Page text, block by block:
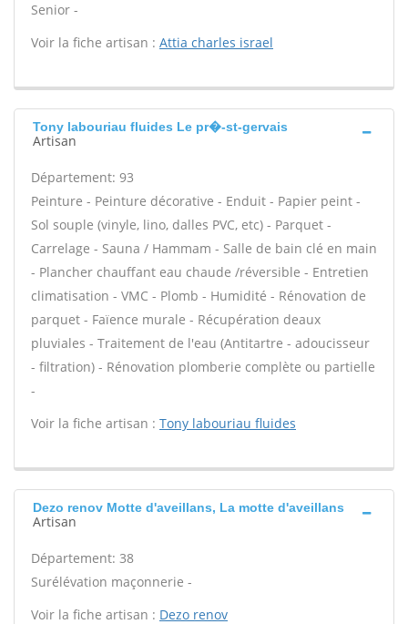
Senior -
Voir la fiche artisan : Attia charles israel
Tony labouriau fluides Le pr�-st-gervais
Artisan
Département: 93
Peinture - Peinture décorative - Enduit - Papier peint -
Sol souple (vinyle, lino, dalles PVC, etc) - Parquet -
Carrelage - Sauna / Hammam - Salle de bain clé en main
- Plancher chauffant eau chaude /réversible - Entretien
climatisation - VMC - Plomb - Humidité - Rénovation de
parquet - Faïence murale - Récupération deaux
pluviales - Traitement de l'eau (Antitartre - adoucisseur
- filtration) - Rénovation plomberie complète ou partielle
-
Voir la fiche artisan : Tony labouriau fluides
Dezo renov Motte d'aveillans, La motte d'aveillans
Artisan
Département: 38
Surélévation maçonnerie -
Voir la fiche artisan : Dezo renov